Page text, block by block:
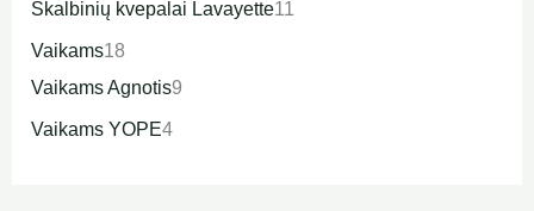
Skalbinių kvepalai Lavayette11
Vaikams18
Vaikams Agnotis9
Vaikams YOPE4